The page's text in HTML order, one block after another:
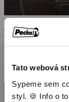
Tato webová
Sypeme sem
styl. 🍪 Info o
Tichý zabiják
Filmy / Akční